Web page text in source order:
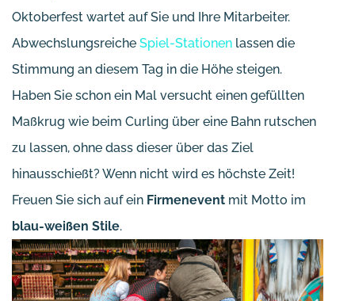
Oktoberfest wartet auf Sie und Ihre Mitarbeiter.
Abwechslungsreiche Spiel-Stationen lassen die
Stimmung an diesem Tag in die Höhe steigen.
Haben Sie schon ein Mal versucht einen gefüllten
Maßkrug wie beim Curling über eine Bahn rutschen
zu lassen, ohne dass dieser über das Ziel
hinausschießt? Wenn nicht wird es höchste Zeit!
Freuen Sie sich auf ein Firmenevent mit Motto im
blau-weißen Stile.